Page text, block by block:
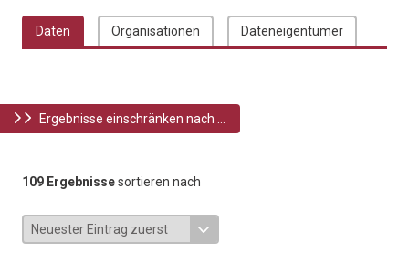
Daten Organisationen Dateneigentümer
Ergebnisse einschränken nach ...
109 Ergebnissesortieren nach